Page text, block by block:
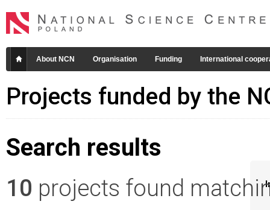
About NCN Organisation Funding International
Projects funded by the
Search results
10 projects found